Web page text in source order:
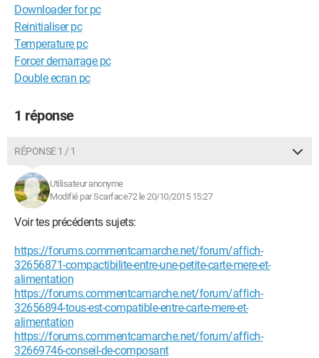
Downloader for pc
Reinitialiser pc
Temperature pc
Forcer demarrage pc
Double ecran pc
1 réponse
RÉPONSE 1 / 1
Utilisateur anonyme
Modifié par Scarface72 le 20/10/2015 15:27
Voir tes précédents sujets:
https://forums.commentcamarche.net/forum/affich-
32656871-compactibilite-entre-une-petite-carte-mere-et-
alimentation
https://forums.commentcamarche.net/forum/affich-
32656894-tous-est-compatible-entre-carte-mere-et-
alimentation
https://forums.commentcamarche.net/forum/affich-
32669746-conseil-de-composant